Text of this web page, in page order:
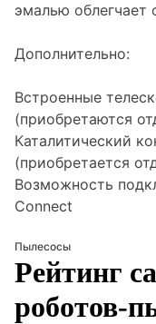
эмалью облегчает
Дополнительно:
Встроенные
(приобретаются
Каталитический
(приобретается
Возможность
Connect
Пылесосы
Рейтинг
роботов-